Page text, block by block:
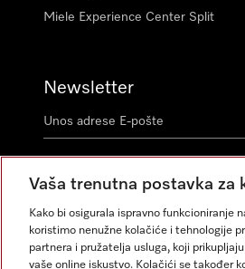
Miele Experience Center Split
Newsletter
Vaša trenutna postavka
Kako bi osigurala ispravno funkcioniranje
koristimo nenužne kolačiće i tehnologije
partnera i pružatelja usluga, koji
vaše online iskustvo. Kolačići se također